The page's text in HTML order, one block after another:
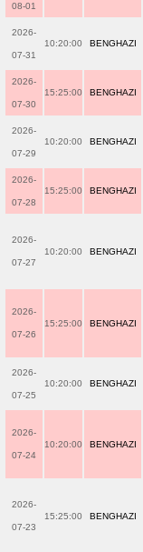
08-01
2026-
07-31
10:20:00 BENGHAZI
2026-
07-30
15:25:00 BENGHAZI
2026-
07-29
10:20:00 BENGHAZI
2026-
07-28
15:25:00 BENGHAZI
2026-
07-27
10:20:00 BENGHAZI
2026-
07-26
15:25:00 BENGHAZI
2026-
07-25
10:20:00 BENGHAZI
2026-
07-24
10:20:00 BENGHAZI
2026-
07-23
15:25:00 BENGHAZI